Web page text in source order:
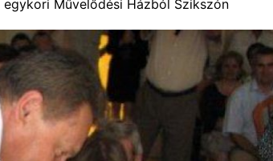
Művelődési Házból Szikszón